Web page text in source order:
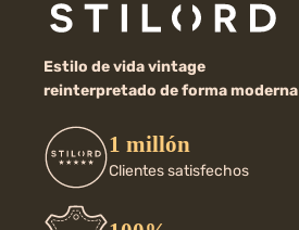
Estilo de vida vintage
reinterpretado de forma moderna
1 millón
Clientes satisfechos